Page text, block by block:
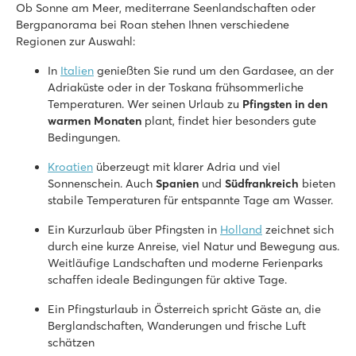
De Schatberg
Holland - - Limburg - Sevenum
Hallenbad und Freibad mit Rutschen und Badesee mit Strand
Umfangreiches Unterhaltungsprogramm und Indoor-
An der wunderschönen Hochmoorlandschaft De Peel
De Twee Bruggen
Holland - - Gelderland - Winterswijk
Innen- und Außenpool mit Rutschen
Themenpark Bumblebee World nur 20 Autominuten entfernt!
Mitten in der Nationalen Landschaft Winterswijk
Vakantiepark Ackersate
Vakantiepark Ackersate
Holland - - Gelderland - Voorthuizen
Ob Sonne am Meer, mediterrane Seenlandschaften oder
Bergpanorama bei Roan stehen Ihnen verschiedene
Regionen zur Auswahl:
In Italien genießten Sie rund um den Gardasee, an der
Adriaküste oder in der Toskana frühsommerliche
Temperaturen. Wer seinen Urlaub zu Pfingsten in den
warmen Monaten plant, findet hier besonders gute
Bedingungen.
Kroatien überzeugt mit klarer Adria und viel
Sonnenschein. Auch Spanien und Südfrankreich bieten
stabile Temperaturen für entspannte Tage am Wasser.
Ein Kurzurlaub über Pfingsten in Holland zeichnet sich
durch eine kurze Anreise, viel Natur und Bewegung aus.
Weitläufige Landschaften und moderne Ferienparks
schaffen ideale Bedingungen für aktive Tage.
Ein Pfingsturlaub in Österreich spricht Gäste an, die
Berglandschaften, Wanderungen und frische Luft
schätzen